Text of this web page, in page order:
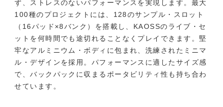
ず、ストレスのないパフォーマンスを実現します。最大
100種のプロジェクトには、128のサンプル・スロット
（16パッド×8バンク）を搭載し、KAOSSのライブ・セ
ットを何時間でも途切れることなくプレイできます。堅
牢なアルミニウム・ボディに包まれ、洗練されたミニマ
ル・デザインを採用。パフォーマンスに適したサイズ感
で、バックパックに収まるポータビリティ性も持ち合わ
せています。